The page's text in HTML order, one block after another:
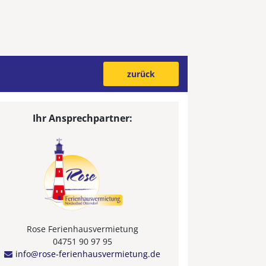
zurück
Ihr Ansprechpartner:
Rose Ferienhausvermietung
04751 90 97 95
info@rose-ferienhausvermietung.de